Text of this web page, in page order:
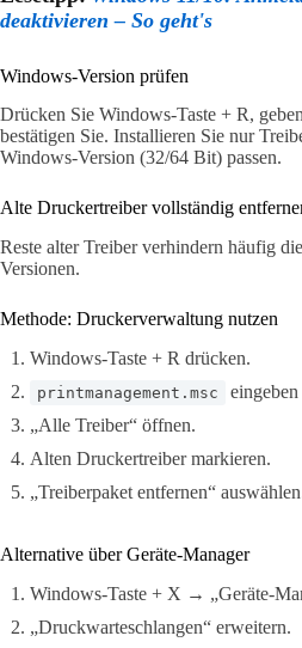
deaktivieren – So geht's
Windows-Version prüfen
Drücken Sie Windows-Taste + R,
bestätigen Sie. Installieren Sie nur
Windows-Version (32/64 Bit) passen.
Alte Druckertreiber vollständig
Reste alter Treiber verhindern häufig
Versionen.
Methode: Druckerverwaltung nutzen
Windows-Taste + R drücken.
printmanagement.msc
„Alle Treiber“ öffnen.
Alten Druckertreiber markieren.
„Treiberpaket entfernen“
Alternative über Geräte-Manager
Windows-Taste + X → „Geräte-
„Druckwarteschlangen“ erweitern.